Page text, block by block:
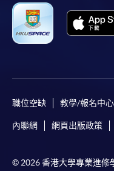
職位空缺 教學/報名中
內聯網 網頁出版政策
© 2026 香港大學專業進修